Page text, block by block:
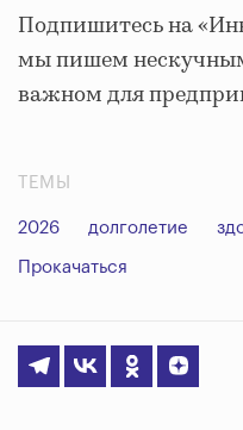
Подпишитесь на
мы пишем
важном для
ТЕМЫ
2026 долголетие
Прокачаться